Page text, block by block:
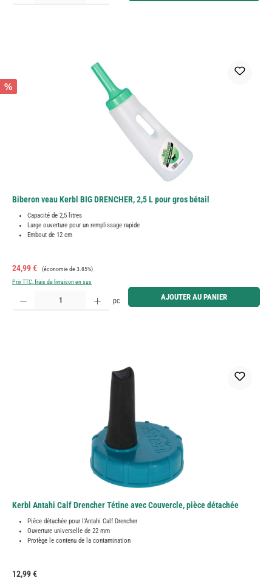
%
Biberon veau Kerbl BIG DRENCHER, 2,5 L pour gros bétail
Capacité de 2,5 litres
Large ouverture pour un remplissage rapide
Embout de 12 cm
Prix de vente :
24,99 € Prix régulier :
(économie de 3.85%)
Prix TTC, frais de livraison en sus
Quantité de produit : Entrez la quantité souhaitée ou utilisez les boutons pour augmenter ou
pc AJOUTER AU PANIER
Kerbl Antahi Calf Drencher Tétine avec Couvercle, pièce détachée
Pièce détachée pour l'Antahi Calf Drencher
Ouverture universelle de 22 mm
Protège le contenu de la contamination
Prix régulier :
12,99 €